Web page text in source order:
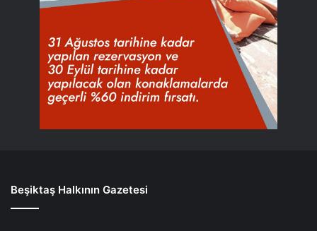
Beşiktaş Halkının Gazetesi